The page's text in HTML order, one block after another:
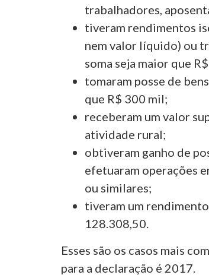
trabalhadores,
tiveram rendimentos
nem valor líquido) ou
soma seja maior que
tomaram posse de
que R$ 300 mil;
receberam um valor
atividade rural;
obtiveram ganho de
efetuaram operações
ou similares;
tiveram um
128.308,50.
Esses são os casos mais
para a declaração é 2017.